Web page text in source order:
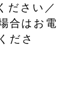
ださい／
合はお電
ださ